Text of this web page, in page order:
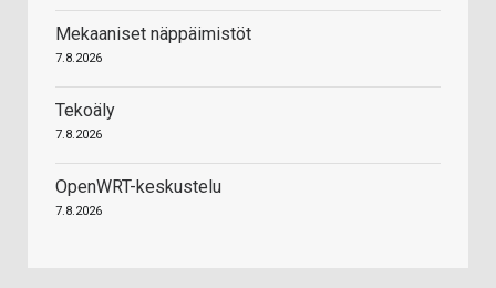
Mekaaniset näppäimistöt
7.8.2026
Tekoäly
7.8.2026
OpenWRT-keskustelu
7.8.2026